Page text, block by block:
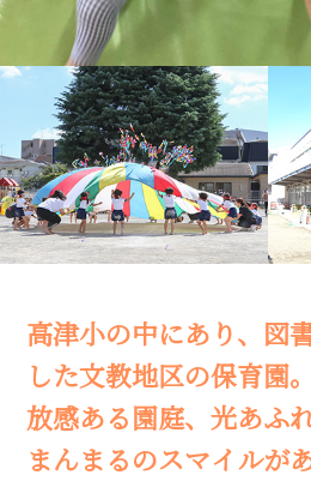
高津小の中にあり、図
した文教地区の保育園。
放感ある園庭、光あふ
まんまるのスマイルが